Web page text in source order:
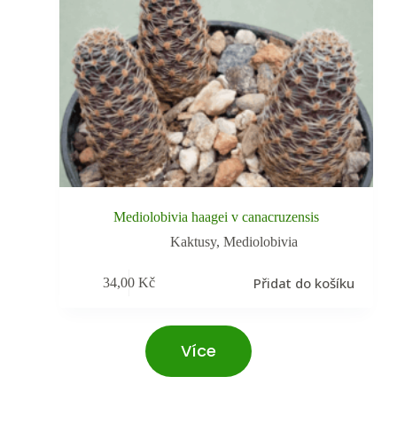
Mediolobivia haagei v canacruzensis
Kaktusy, Mediolobivia
34,00 Kč Přidat do košíku
Více